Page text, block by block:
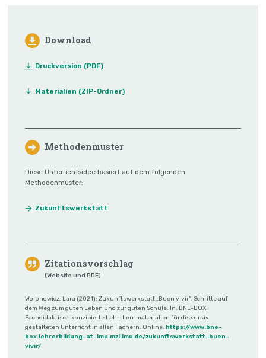
Download
Druckversion (PDF)
Materialien (ZIP-Ordner)
Methodenmuster
Diese Unterrichtsidee basiert auf dem folgenden
Methodenmuster:
Zukunftswerkstatt
Zitationsvorschlag
(Website und PDF)
Woronowicz, Lara (2021): Zukunftswerkstatt „Buen vivir“. Schritte auf
dem Weg zum guten Leben und zur guten Schule. In: BNE-BOX.
Fachdidaktisch konzipierte Lehr-Lernmaterialien für diskursiv
gestalteten Unterricht in allen Fächern. Online: https://www.bne-
box.lehrerbildung-at-lmu.mzl.lmu.de/zukunftswerkstatt-buen-
vivir/